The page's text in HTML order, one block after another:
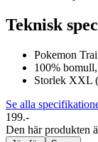
Teknisk
Pokemon
100%
Storlek XXL
Se alla
199.-
Den här produkten